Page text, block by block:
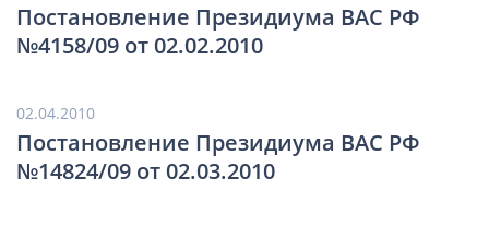
Постановление Президиума ВАС РФ
№4158/09 от 02.02.2010
02.04.2010
Постановление Президиума ВАС РФ
№14824/09 от 02.03.2010